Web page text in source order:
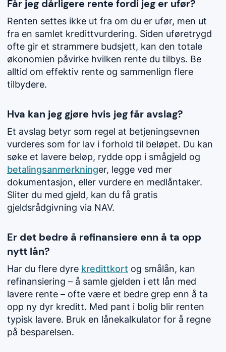
Får jeg dårligere rente fordi jeg er ufør?
Renten settes ikke ut fra om du er ufør, men ut
fra en samlet kredittvurdering. Siden uføretrygd
ofte gir et strammere budsjett, kan den totale
økonomien påvirke hvilken rente du tilbys. Be
alltid om effektiv rente og sammenlign flere
tilbydere.
Hva kan jeg gjøre hvis jeg får avslag?
Et avslag betyr som regel at betjeningsevnen
vurderes som for lav i forhold til beløpet. Du kan
søke et lavere beløp, rydde opp i smågjeld og
betalingsanmerkninger, legge ved mer
dokumentasjon, eller vurdere en medlåntaker.
Sliter du med gjeld, kan du få gratis
gjeldsrådgivning via NAV.
Er det bedre å refinansiere enn å ta opp
nytt lån?
Har du flere dyre kredittkort og smålån, kan
refinansiering – å samle gjelden i ett lån med
lavere rente – ofte være et bedre grep enn å ta
opp ny dyr kreditt. Med pant i bolig blir renten
typisk lavere. Bruk en lånekalkulator for å regne
på besparelsen.